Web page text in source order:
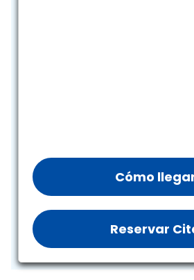
Cómo
Reservar